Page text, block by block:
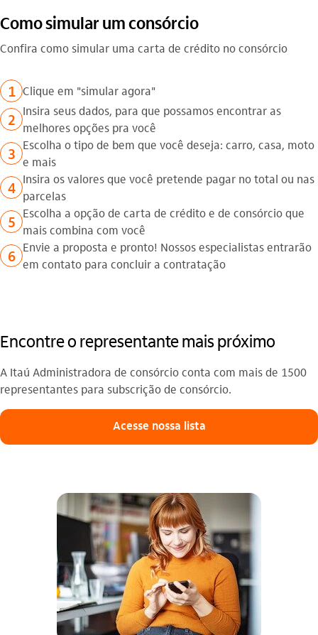
Como simular um consórcio
Confira como simular uma carta de crédito no consórcio
1 Clique em "simular agora"
2 Insira seus dados, para que possamos encontrar as
melhores opções pra você
3 Escolha o tipo de bem que você deseja: carro, casa, moto
e mais
4 Insira os valores que você pretende pagar no total ou nas
parcelas
5 Escolha a opção de carta de crédito e de consórcio que
mais combina com você
6 Envie a proposta e pronto! Nossos especialistas entrarão
em contato para concluir a contratação
Encontre o representante mais próximo
A Itaú Administradora de consórcio conta com mais de 1500
representantes para subscrição de consórcio.
Acesse nossa lista